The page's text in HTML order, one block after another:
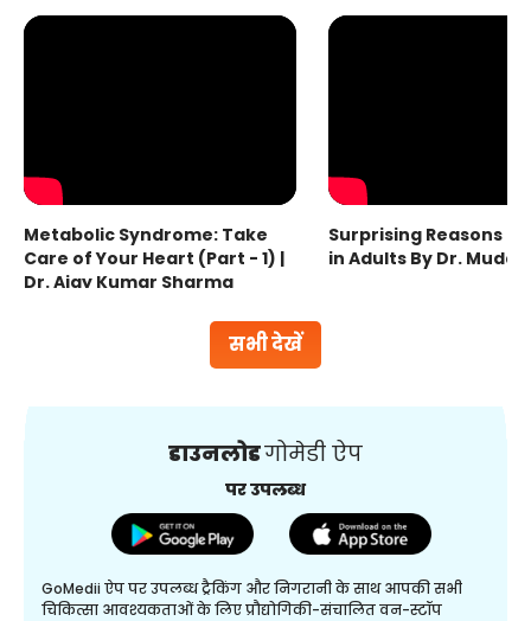
सभी देखें
Metabolic Syndrome: Take
Care of Your Heart (Part - 1) |
Dr. Ajay Kumar Sharma
Surprising Reasons
in Adults By Dr.
डाउनलोडगोमेडी ऐप
पर उपलब्ध
GoMedii ऐप पर उपलब्ध ट्रैकिंग और निगरानी के साथ आपकी सभी
चिकित्सा आवश्यकताओं के लिए प्रौद्योगिकी-संचालित वन-स्टॉप